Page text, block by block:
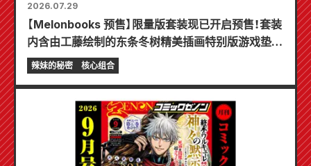
2026.07.29
【Melonbooks 预售】限量版套装现已开启预售！套装
内含由工藤绘制的东条冬树精美插画特别版游戏垫！
《辣妹新娘的秘密》最新第6卷将于10月20日发售！
辣妹的秘密 核心组合